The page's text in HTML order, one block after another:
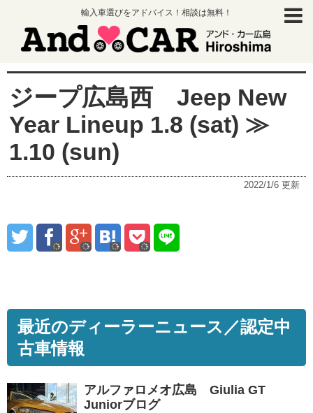
輸入車選びをアドバイス！相談は無料！
ジープ広島西 Jeep New
Year Lineup 1.8 (sat) ≫
1.10 (sun)
2022/1/6 更新
最近のディーラーニュース／認定中
古車情報
アルファロメオ広島 Giulia GT
Juniorブログ